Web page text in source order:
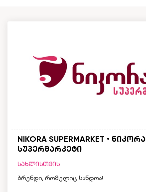
NIKORA SUPERMARKET • ნიკორა
სუპერმარკეტი
სახლისთვის
ბრენდი, რომელიც სანდოა!